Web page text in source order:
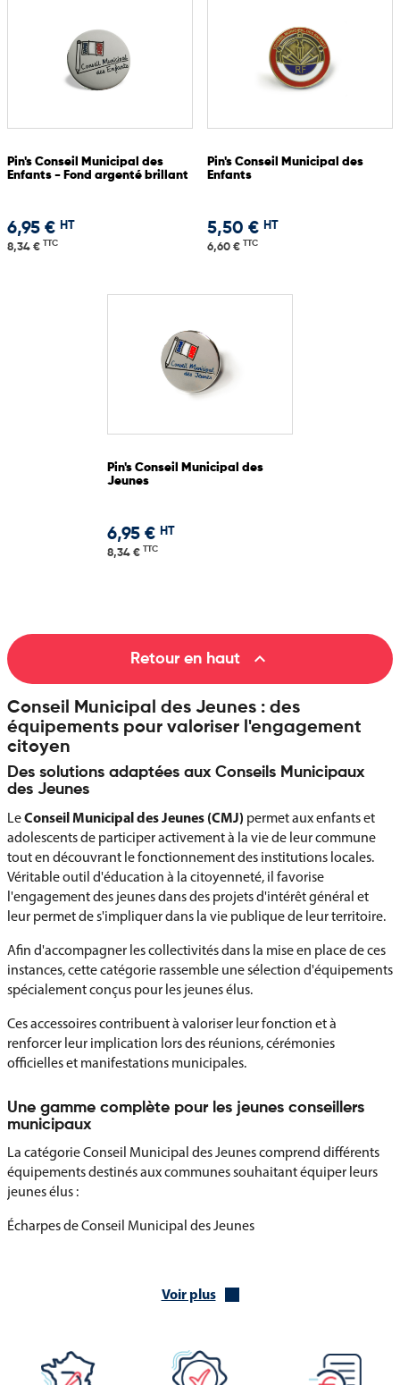
Pin's Conseil Municipal des
Enfants - Fond argenté brillant
6,95 € HT
8,34 € TTC
Pin's Conseil Municipal des
Enfants
5,50 € HT
6,60 € TTC
Pin's Conseil Municipal des
Jeunes
6,95 € HT
8,34 € TTC
Retour en haut 
Conseil Municipal des Jeunes : des
équipements pour valoriser l'engagement
citoyen
Des solutions adaptées aux Conseils Municipaux
des Jeunes
LeConseil Municipal des Jeunes (CMJ) permet aux enfants et
adolescents de participer activement à la vie de leur commune
tout en découvrant le fonctionnement des institutions locales.
Véritable outil d'éducation à la citoyenneté, il favorise
l'engagement des jeunes dans des projets d'intérêt général et
leur permet de s'impliquer dans la vie publique de leur territoire.
Afin d'accompagner les collectivités dans la mise en place de ces
instances, cette catégorie rassemble une sélection d'équipements
spécialement conçus pour les jeunes élus.
Ces accessoires contribuent à valoriser leur fonction et à
renforcer leur implication lors des réunions, cérémonies
officielles et manifestations municipales.
Une gamme complète pour les jeunes conseillers
municipaux
La catégorie Conseil Municipal des Jeunes comprend différents
équipements destinés aux communes souhaitant équiper leurs
jeunes élus :
Écharpes de Conseil Municipal des Jeunes
Diplômes de Conseil Municipal des Jeunes
Pin's et insignes
Voir plus